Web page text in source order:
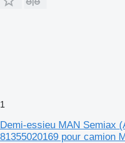
1
Demi-essieu MAN Semiax
81355020169 pour camion